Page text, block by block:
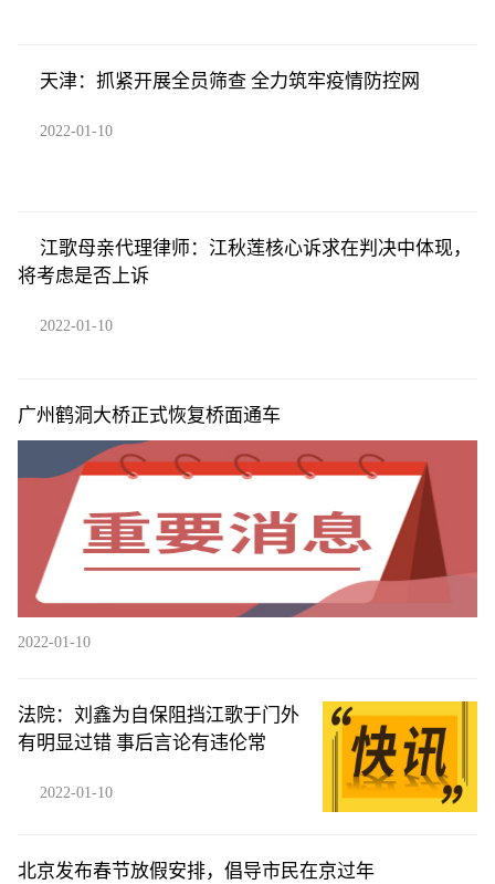
天津：抓紧开展全员筛查 全力筑牢疫情防控网
2022-01-10
江歌母亲代理律师：江秋莲核心诉求在判决中体现，
将考虑是否上诉
2022-01-10
广州鹤洞大桥正式恢复桥面通车
2022-01-10
法院：刘鑫为自保阻挡江歌于门外
有明显过错 事后言论有违伦常
2022-01-10
北京发布春节放假安排，倡导市民在京过年